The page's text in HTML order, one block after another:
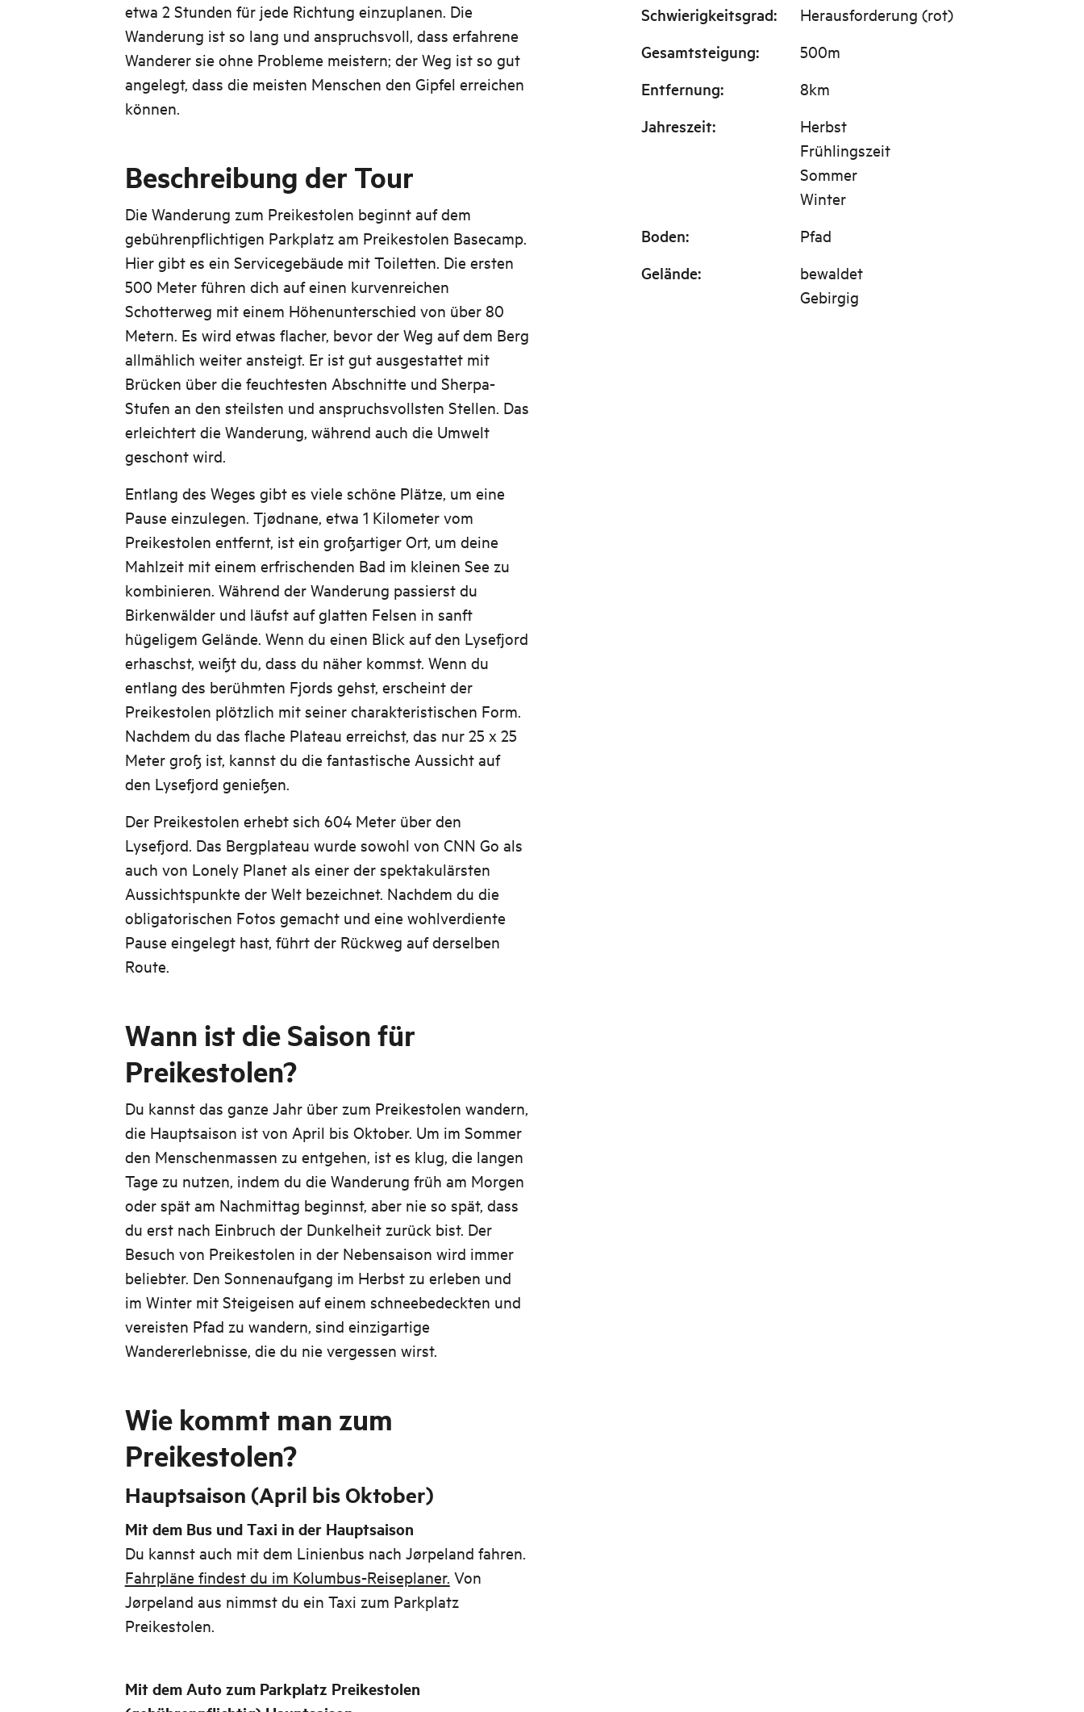
etwa 2 Stunden für jede Richtung einzuplanen. Die
Wanderung ist so lang und anspruchsvoll, dass erfahrene
Wanderer sie ohne Probleme meistern; der Weg ist so gut
angelegt, dass die meisten Menschen den Gipfel erreichen
können.
Beschreibung der Tour
Die Wanderung zum Preikestolen beginnt auf dem
gebührenpflichtigen Parkplatz am Preikestolen Basecamp.
Hier gibt es ein Servicegebäude mit Toiletten. Die ersten
500 Meter führen dich auf einen kurvenreichen
Schotterweg mit einem Höhenunterschied von über 80
Metern. Es wird etwas flacher, bevor der Weg auf dem Berg
allmählich weiter ansteigt. Er ist gut ausgestattet mit
Brücken über die feuchtesten Abschnitte und Sherpa-
Stufen an den steilsten und anspruchsvollsten Stellen. Das
erleichtert die Wanderung, während auch die Umwelt
geschont wird.
Entlang des Weges gibt es viele schöne Plätze, um eine
Pause einzulegen. Tjødnane, etwa 1 Kilometer vom
Preikestolen entfernt, ist ein großartiger Ort, um deine
Mahlzeit mit einem erfrischenden Bad im kleinen See zu
kombinieren. Während der Wanderung passierst du
Birkenwälder und läufst auf glatten Felsen in sanft
hügeligem Gelände. Wenn du einen Blick auf den Lysefjord
erhaschst, weißt du, dass du näher kommst. Wenn du
entlang des berühmten Fjords gehst, erscheint der
Preikestolen plötzlich mit seiner charakteristischen Form.
Nachdem du das flache Plateau erreichst, das nur 25 x 25
Meter groß ist, kannst du die fantastische Aussicht auf
den Lysefjord genießen.
Der Preikestolen erhebt sich 604 Meter über den
Lysefjord. Das Bergplateau wurde sowohl von CNN Go als
auch von Lonely Planet als einer der spektakulärsten
Aussichtspunkte der Welt bezeichnet. Nachdem du die
obligatorischen Fotos gemacht und eine wohlverdiente
Pause eingelegt hast, führt der Rückweg auf derselben
Route.
Wann ist die Saison für
Preikestolen?
Du kannst das ganze Jahr über zum Preikestolen wandern,
die Hauptsaison ist von April bis Oktober. Um im Sommer
den Menschenmassen zu entgehen, ist es klug, die langen
Tage zu nutzen, indem du die Wanderung früh am Morgen
oder spät am Nachmittag beginnst, aber nie so spät, dass
du erst nach Einbruch der Dunkelheit zurück bist. Der
Besuch von Preikestolen in der Nebensaison wird immer
beliebter. Den Sonnenaufgang im Herbst zu erleben und
im Winter mit Steigeisen auf einem schneebedeckten und
vereisten Pfad zu wandern, sind einzigartige
Wandererlebnisse, die du nie vergessen wirst.
Wie kommt man zum
Preikestolen?
Hauptsaison (April bis Oktober)
Mit dem Bus und Taxi in der Hauptsaison
Du kannst auch mit dem Linienbus nach Jørpeland fahren.
Fahrpläne findest du im Kolumbus-Reiseplaner. Von
Jørpeland aus nimmst du ein Taxi zum Parkplatz
Preikestolen.
Mit dem Auto zum Parkplatz Preikestolen
Schwierigkeitsgrad: Herausforderung (rot)
Gesamtsteigung: 500m
Entfernung: 8km
Jahreszeit:
Herbst
Frühlingszeit
Sommer
Winter
Boden: Pfad
Gelände:
bewaldet
Gebirgig